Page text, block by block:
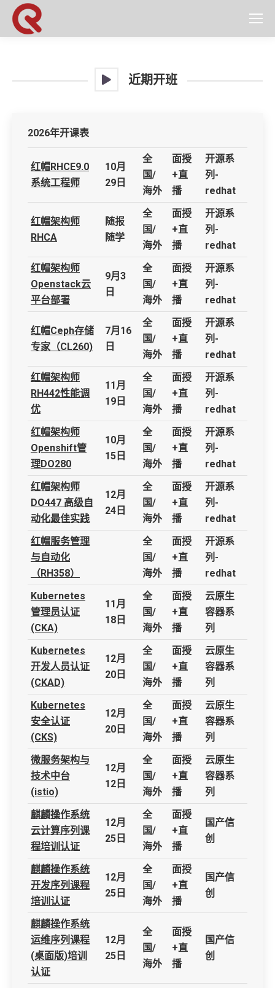
近期开班
2026年开课表
红帽RHCE9.0
系统工程师
10月
29日
全
国/
海外
面授
+直
播
开源系
列-
redhat
红帽架构师
RHCA
随报
随学
全
国/
海外
面授
+直
播
开源系
列-
redhat
红帽架构师
Openstack云
平台部署
9月3
日
全
国/
海外
面授
+直
播
开源系
列-
redhat
红帽Ceph存储
专家（CL260)
7月16
日
全
国/
海外
面授
+直
播
开源系
列-
redhat
红帽架构师
RH442性能调
优
11月
19日
全
国/
海外
面授
+直
播
开源系
列-
redhat
红帽架构师
Openshift管
理DO280
10月
15日
全
国/
海外
面授
+直
播
开源系
列-
redhat
红帽架构师
DO447 高级自
动化最佳实践
12月
24日
全
国/
海外
面授
+直
播
开源系
列-
redhat
红帽服务管理
与自动化
（RH358）
全
国/
海外
面授
+直
播
开源系
列-
redhat
Kubernetes
管理员认证
(CKA)
11月
18日
全
国/
海外
面授
+直
播
云原生
容器系
列
Kubernetes
开发人员认证
(CKAD)
12月
20日
全
国/
海外
面授
+直
播
云原生
容器系
列
Kubernetes
安全认证
(CKS)
12月
20日
全
国/
海外
面授
+直
播
云原生
容器系
列
微服务架构与
技术中台
(istio)
12月
12日
全
国/
海外
面授
+直
播
云原生
容器系
列
麒麟操作系统
云计算序列课
程培训认证
12月
25日
全
国/
海外
面授
+直
播
国产信
创
麒麟操作系统
开发序列课程
培训认证
12月
25日
全
国/
海外
面授
+直
播
国产信
创
麒麟操作系统
运维序列课程
(桌面版)培训
认证
12月
25日
全
国/
海外
面授
+直
播
国产信
创